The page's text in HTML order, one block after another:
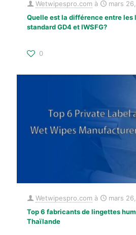
Wetwipespro.com à
mars
Quelle est la différence entre les
standard GD4 et IWSFG?
0
Wetwipespro.com à
mars
Top 6 fabricants de lingettes
Thaïlande